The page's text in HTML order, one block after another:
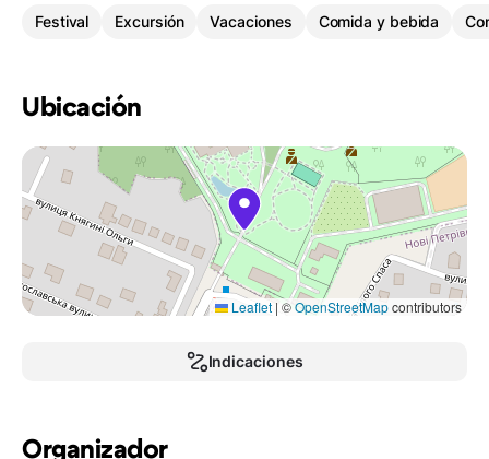
Festival Excursión Vacaciones Comida y bebida
Ubicación
Leaflet | ©OpenStreetMapcontributors
Indicaciones
Organizador